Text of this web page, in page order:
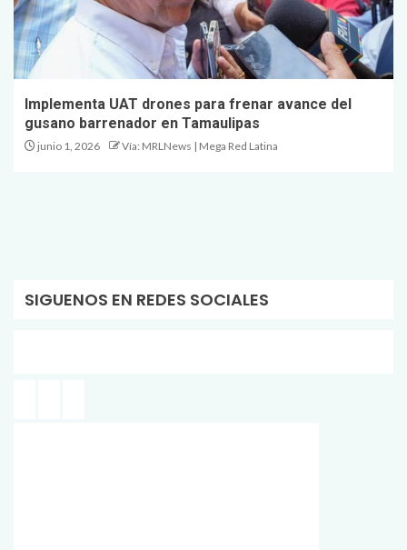
Implementa UAT drones para frenar avance del
gusano barrenador en Tamaulipas
junio 1, 2026 Vía: MRLNews | Mega Red Latina
SIGUENOS EN REDES SOCIALES